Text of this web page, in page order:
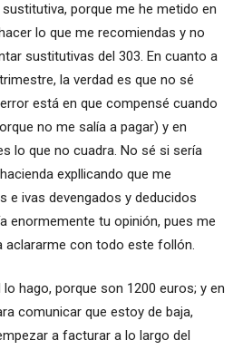
porque me he metido en
lo que me recomiendas y no
sustitutivas del 303. En cuanto a
la verdad es que no sé
está en que compensé cuando
no me salía a pagar) y en
lo que no cuadra. No sé si sería
expllicando que me
e ivas devengados y deducidos
enormemente tu opinión, pues me
aclararme con todo este follón.
hago, porque son 1200 euros; y en
comunicar que estoy de baja,
a facturar a lo largo del